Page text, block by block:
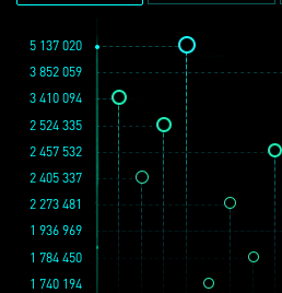
1 936 969
3 852 059
2 457 532
1 784 450
2 273 481
1 740 194
5 137 020
2 524 335
2 405 337
3 410 094